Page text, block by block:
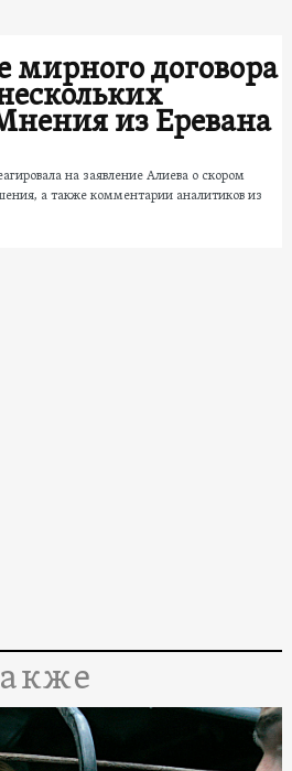
мирного договора
из Еревана
на заявление Алиева о скором
а также комментарии аналитиков из